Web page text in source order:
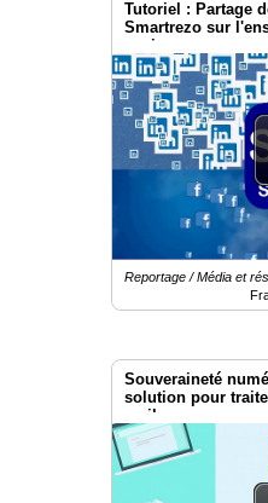
Tutoriel : Partage
Smartrezo sur
sociaux.
Reportage / Média et
Souveraineté
solution pour
mails